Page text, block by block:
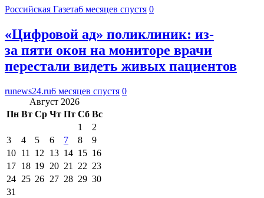
Российская Газета6 месяцев спустя 0
«Цифровой ад» поликлиник: из-
за пяти окон на мониторе врачи
перестали видеть живых пациентов
runews24.ru6 месяцев спустя 0
Август 2026
Пн Вт Ср Чт Пт Сб Вс
1
2
3
4 5 6 7 8
9
10 11 12 13 14 15 16
17 18 19 20 21 22 23
24 25 26 27 28 29 30
31